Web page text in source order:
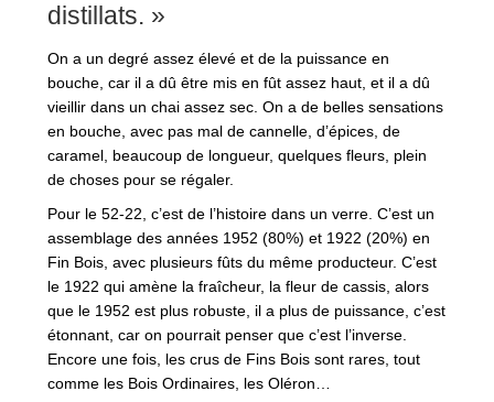
distillats. »
On a un degré assez élevé et de la puissance en
bouche, car il a dû être mis en fût assez haut, et il a dû
vieillir dans un chai assez sec. On a de belles sensations
en bouche, avec pas mal de cannelle, d’épices, de
caramel, beaucoup de longueur, quelques fleurs, plein
de choses pour se régaler.
Pour le 52-22, c’est de l’histoire dans un verre. C’est un
assemblage des années 1952 (80%) et 1922 (20%) en
Fin Bois, avec plusieurs fûts du même producteur. C’est
le 1922 qui amène la fraîcheur, la fleur de cassis, alors
que le 1952 est plus robuste, il a plus de puissance, c’est
étonnant, car on pourrait penser que c’est l’inverse.
Encore une fois, les crus de Fins Bois sont rares, tout
comme les Bois Ordinaires, les Oléron…